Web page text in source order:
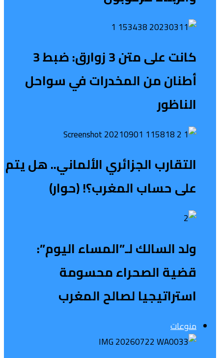
كانت على متن 3 زوارق: ضبط 3
أطنان من المخدرات في سواحل
الناظور
التقارب الجزائري الألماني.. هل يتم
على حساب المغرب؟! (حوار)
ولد السالك لـ”المساء اليوم”:
قضية الصحراء محسومة
استراتيجيا لصالح المغرب
منوعات